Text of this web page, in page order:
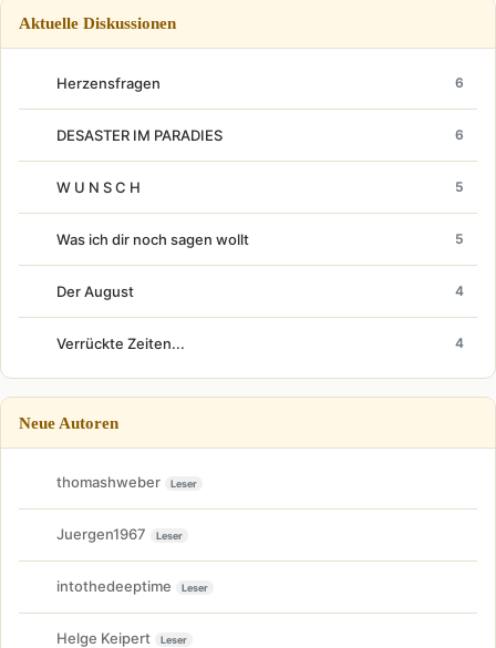
Aktuelle Diskussionen
Herzensfragen 6
DESASTER IM PARADIES 6
W U N S C H 5
Was ich dir noch sagen wollt 5
Der August 4
Verrückte Zeiten... 4
Neue Autoren
thomashweber Leser
Juergen1967 Leser
intothedeeptime Leser
Helge Keipert Leser